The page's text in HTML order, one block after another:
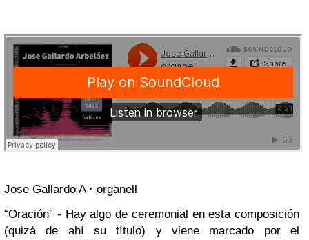
Jose Gallardo A· organell
“Oración” - Hay algo de ceremonial en esta composición
(quizá de ahí su título) y viene marcado por el